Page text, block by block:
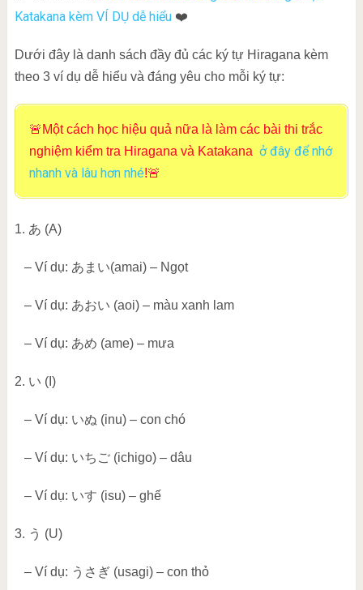
Katakana kèm VÍ DỤ dễ hiểu❤️
Dưới đây là danh sách đầy đủ các ký tự Hiragana kèm
theo 3 ví dụ dễ hiểu và đáng yêu cho mỗi ký tự:
🚨Một cách học hiệu quả nữa là làm các bài thi trắc
nghiệm kiểm tra Hiragana và Katakana ở đây để nhớ
nhanh và lâu hơn nhé!🚨
1. あ (A)
– Ví dụ: あ まい(amai) – Ngọt
– Ví dụ: あおい (aoi) – màu xanh lam
– Ví dụ: あめ (ame) – mưa
2. い (I)
– Ví dụ: いぬ (inu) – con chó
– Ví dụ: いちご(ichigo) – dâu
– Ví dụ: いす (isu) – ghế
3. う (U)
– Ví dụ: うさぎ(usagi) – con thỏ